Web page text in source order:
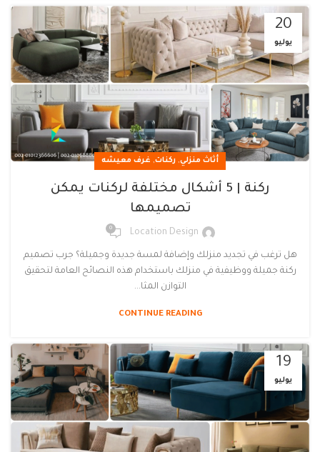
20
يوليو
أثاث منزلي, ركنات, غرف معيشه
ركنة | 5 أشكال مختلفة لركنات يمكن
تصميمها
Location Design
0
هل ترغب في تجديد منزلك وإضافة لمسة جديدة وجميلة؟ جرب تصميم
ركنة جميلة ووظيفية في منزلك باستخدام هذه النصائح العامة لتحقيق
التوازن المثا...
CONTINUE READING
19
يوليو